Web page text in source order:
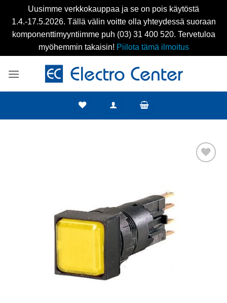
Uusimme verkkokauppaa ja se on pois käytöstä
1.4.-17.5.2026. Tällä välin voitte olla yhteydessä suoraan
komponenttimyyntiimme puh (03) 31 400 520. Tervetuloa
myöhemmin takaisin! Piilota tämä ilmoitus